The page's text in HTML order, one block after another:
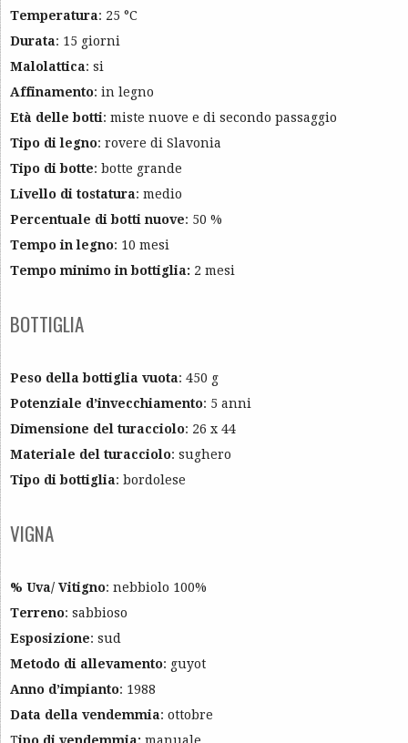
Temperatura: 25 °C
Durata: 15 giorni
Malolattica: si
Affinamento: in legno
Età delle botti: miste nuove e di secondo passaggio
Tipo di legno: rovere di Slavonia
Tipo di botte: botte grande
Livello di tostatura: medio
Percentuale di botti nuove: 50 %
Tempo in legno: 10 mesi
Tempo minimo in bottiglia: 2 mesi
BOTTIGLIA
Peso della bottiglia vuota: 450 g
Potenziale d’invecchiamento: 5 anni
Dimensione del turacciolo: 26 x 44
Materiale del turacciolo: sughero
Tipo di bottiglia: bordolese
VIGNA
% Uva/ Vitigno: nebbiolo 100%
Terreno: sabbioso
Esposizione: sud
Metodo di allevamento: guyot
Anno d’impianto: 1988
Data della vendemmia: ottobre